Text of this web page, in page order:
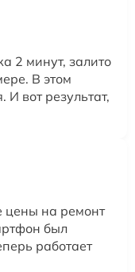
2 минут, залито
В этом
И вот результат,
цены на ремонт
был
работает